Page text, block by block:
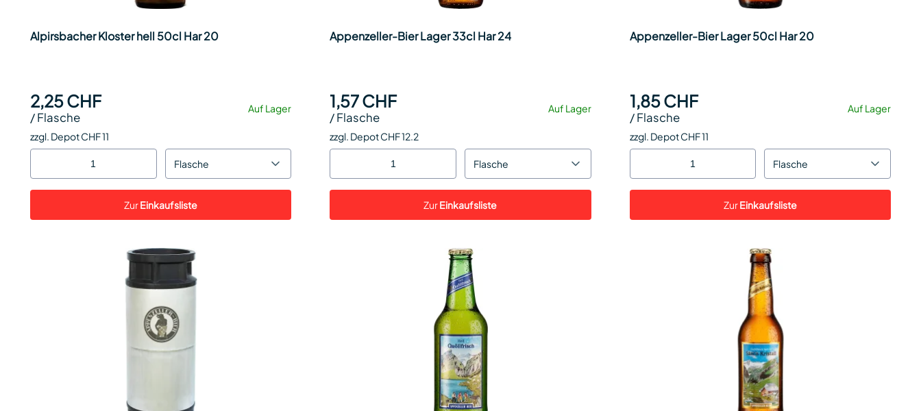
Alpirsbacher Kloster hell 50cl Har 20
Auf Lager
2,25 CHF
/Flasche
zzgl. Depot CHF 11
Flasche
ZurEinkaufsliste
Appenzeller-Bier Lager 33cl Har 24
Auf Lager
1,57 CHF
/Flasche
zzgl. Depot CHF 12.2
Flasche
ZurEinkaufsliste
Appenzeller-Bier Lager 50cl Har 20
Auf Lager
1,85 CHF
/Flasche
zzgl. Depot CHF 11
Flasche
ZurEinkaufsliste